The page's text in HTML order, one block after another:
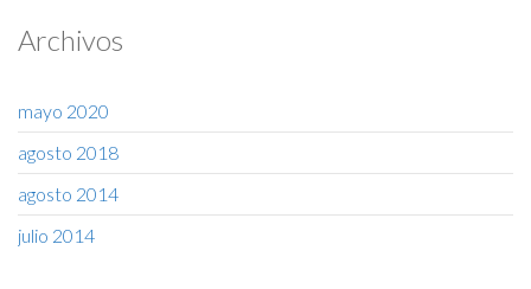
Archivos
mayo 2020
agosto 2018
agosto 2014
julio 2014